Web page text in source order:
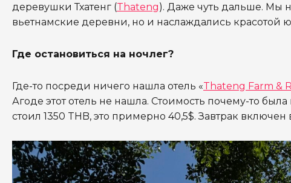
деревушки Тхатенг (Thateng). Даже чуть дальше. Мы
вьетнамские деревни, но и наслаждались красотой
Где остановиться на ночлег?
Где-то посреди ничего нашла отель «Thateng Farm &
Агоде этот отель не нашла. Стоимость почему-то
стоил 1350 THB, это примерно 40,5$. Завтрак